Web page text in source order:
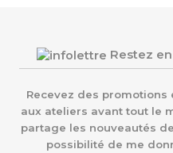
Restez
Recevez des
aux ateliers avant tout le
partage les nouveautés
possibilité de me